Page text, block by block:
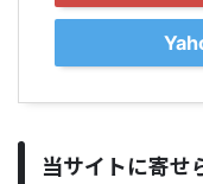
当サイトに寄せ